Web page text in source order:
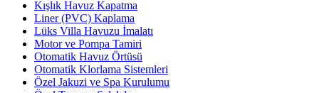
Kışlık Havuz Kapatma
Liner (PVC) Kaplama
Lüks Villa Havuzu İmalatı
Motor ve Pompa Tamiri
Otomatik Havuz Örtüsü
Otomatik Klorlama Sistemleri
Özel Jakuzi ve Spa Kurulumu